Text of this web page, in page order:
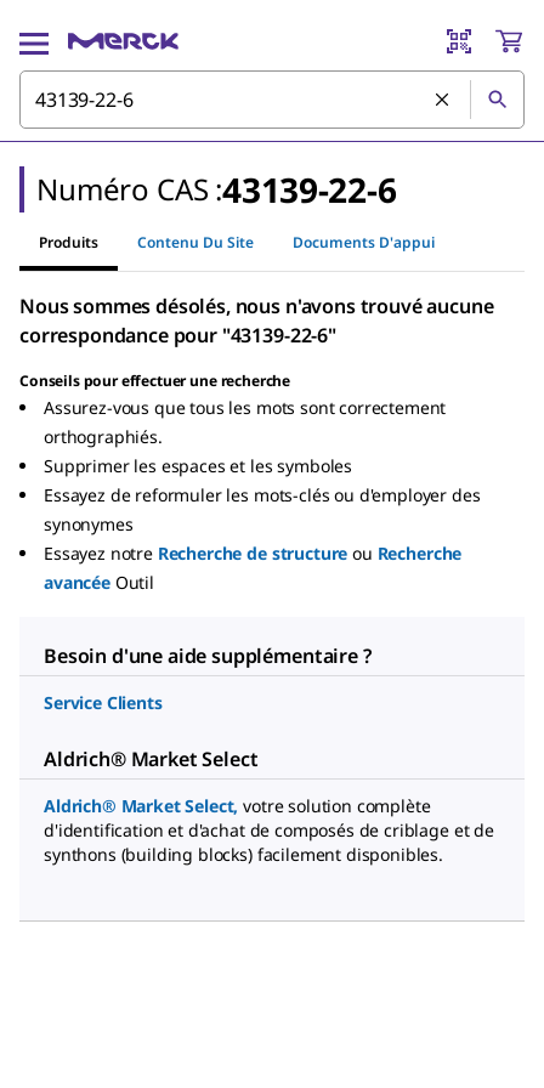
Numéro CAS :43139-22-6
Produits Contenu Du Site Documents D'appui
Nous sommes désolés, nous n'avons trouvé aucune
correspondance pour "43139-22-6"
Conseils pour effectuer une recherche
Assurez-vous que tous les mots sont correctement
orthographiés.
Supprimer les espaces et les symboles
Essayez de reformuler les mots-clés ou d'employer des
synonymes
Essayez notre Recherche de structure ou Recherche
avancée Outil
Besoin d'une aide supplémentaire ?
Service Clients
Aldrich® Market Select
Aldrich® Market Select, votre solution complète
d'identification et d'achat de composés de criblage et de
synthons (building blocks) facilement disponibles.